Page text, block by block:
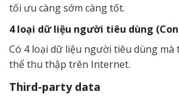
tối ưu càng sớm càng tốt.
4 loại dữ liệu người tiêu dùng
Có 4 loại dữ liệu người tiêu dùng mà
thể thu thập trên Internet.
Third-party data